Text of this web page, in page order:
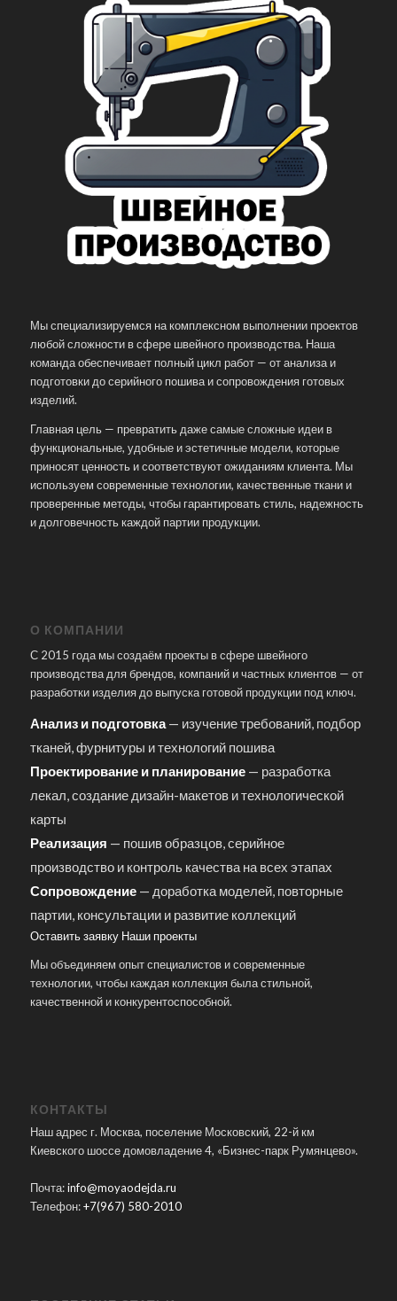
Мы специализируемся на комплексном выполнении проектов
любой сложности в сфере швейного производства. Наша
команда обеспечивает полный цикл работ — от анализа и
подготовки до серийного пошива и сопровождения готовых
изделий.
Главная цель — превратить даже самые сложные идеи в
функциональные, удобные и эстетичные модели, которые
приносят ценность и соответствуют ожиданиям клиента. Мы
используем современные технологии, качественные ткани и
проверенные методы, чтобы гарантировать стиль, надежность
и долговечность каждой партии продукции.
О КОМПАНИИ
С 2015 года мы создаём проекты в сфере швейного
производства для брендов, компаний и частных клиентов — от
разработки изделия до выпуска готовой продукции под ключ.
Анализ и подготовка— изучение требований, подбор
тканей, фурнитуры и технологий пошива
Проектирование и планирование— разработка
лекал, создание дизайн-макетов и технологической
карты
Реализация — пошив образцов, серийное
производство и контроль качества на всех этапах
Сопровождение— доработка моделей, повторные
партии, консультации и развитие коллекций
Оставить заявку Наши проекты
Мы объединяем опыт специалистов и современные
технологии, чтобы каждая коллекция была стильной,
качественной и конкурентоспособной.
КОНТАКТЫ
Наш адрес г. Москва, поселение Московский, 22-й км
Киевского шоссе домовладение 4, «Бизнес-парк Румянцево».
Почта:info@moyaodejda.ru
Телефон:+7(967) 580-2010